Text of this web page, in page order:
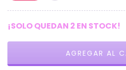
¡SOLO QUEDAN 2 EN STOCK!